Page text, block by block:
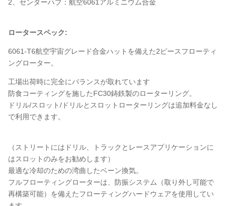
2、センターハブ：航空6061アルミニウム合金
ロータースペック:
6061-T6航空宇宙グレード合金ハットを備えた2ピースフローティ
ングローター。
工場出荷時に完全にバランスが取れています
防食コーティングを施したFC30鋳鉄製のローターリング。
ドリル/スロット/ドリルとスロットローターリングは追加料金なし
で利用できます。
（ストリートにはドリル、トラックとレースアプリケーションに
はスロットのみをお勧めします）
最適な冷却のための湾曲したベーン換気。
フルフローティングローターは、防振システム（取り外し可能で
再構築可能）を備えたフローティングハードウェアを使用してい